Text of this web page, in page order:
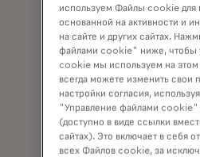
начального
созданияАкселератора
терапевтических средств
COVID-19opens in a
в
Фондом Билла и Мелинды
Wellcome, Инициативой
Цукерберга,
Великобритании и
организациями, чтобы
используем Файлы cookie для
основанной на активности и
на сайте и других сайтах.
файлами cookie" ниже, чтобы
cookie мы используем на
всегда можете изменить свои
настройки согласия,
"Управление файлами cookie"
(доступно в виде ссылки
сайтах). Это включает в себя
всех Файлов cookie, за